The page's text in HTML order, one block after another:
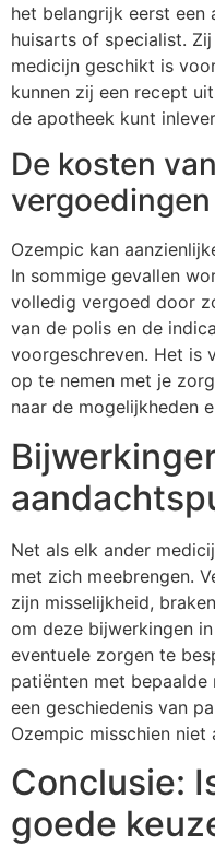
het belangrijk eerst een
huisarts of specialist.
medicijn geschikt is
kunnen zij een recept
de apotheek kunt
De kosten
vergoedingen
Ozempic kan
In sommige gevallen
volledig vergoed door
van de polis en de
voorgeschreven. Het is
op te nemen met je
naar de mogelijkheden
Net als elk ander
met zich meebrengen.
zijn misselijkheid,
om deze bijwerkingen
eventuele zorgen te
patiënten met bepaalde
een geschiedenis van
Ozempic misschien niet
Conclusie:
goede